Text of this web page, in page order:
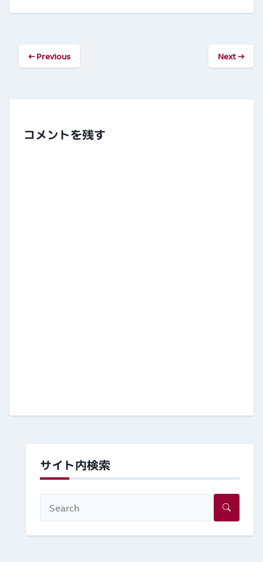
←Previous Next→
コメントを残す
サイト内検索